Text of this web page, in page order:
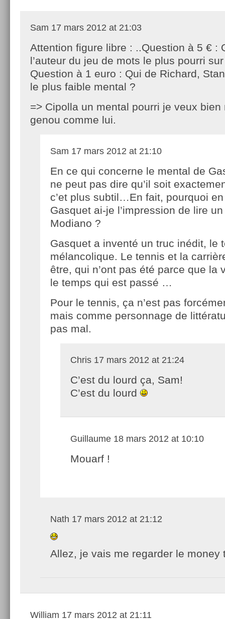
Sam 17 mars 2012 at 21:03
Attention figure libre : ..Question à 5 € :
l’auteur du jeu de mots le plus pourri
Question à 1 euro : Qui de Richard,
le plus faible mental ?
=> Cipolla un mental pourri je veux
genou comme lui.
Sam 17 mars 2012 at 21:10
En ce qui concerne le mental de
ne peut pas dire qu’il soit
c’et plus subtil…En fait, pourquoi
Gasquet ai-je l’impression de lire
Modiano ?
Gasquet a inventé un truc inédit, le
mélancolique. Le tennis et la
être, qui n’ont pas été parce que la
le temps qui est passé …
Pour le tennis, ça n’est pas
mais comme personnage de
pas mal.
Chris 17 mars 2012 at 21:24
C’est du lourd ça, Sam!
C’est du lourd
Guillaume 18 mars 2012 at 10:10
Mouarf !
Nath 17 mars 2012 at 21:12
Allez, je vais me regarder le money
William 17 mars 2012 at 21:11